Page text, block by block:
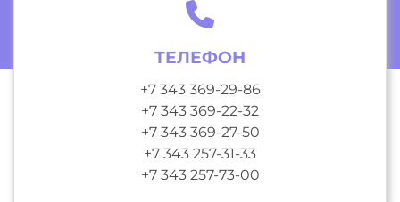
ТЕЛЕФОН
+7 343 369-29-86
+7 343 369-22-32
+7 343 369-27-50
+7 343 257-31-33
+7 343 257-73-00